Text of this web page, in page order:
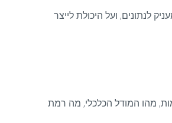
לנתונים, ועל היכולת לייצר
מהו המודל הכלכלי, מה רמת